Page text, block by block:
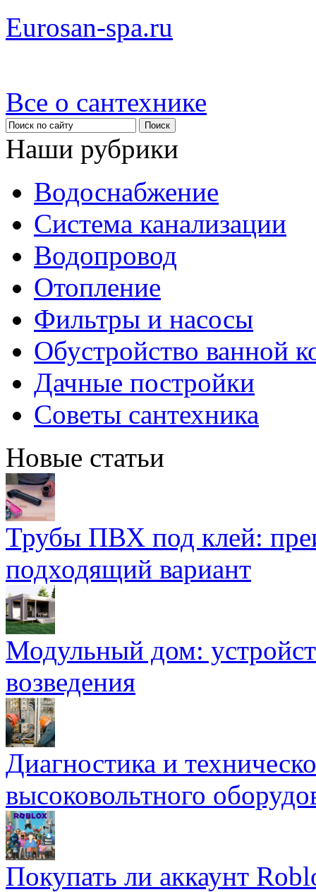
Eurosan-spa.ru
Все о сантехнике
Наши рубрики
Водоснабжение
Система канализации
Водопровод
Отопление
Фильтры и насосы
Обустройство ванной
Дачные постройки
Советы сантехника
Новые статьи
Трубы ПВХ под клей:
подходящий вариант
Модульный дом:
возведения
Диагностика и
высоковольтного
Покупать ли аккаунт